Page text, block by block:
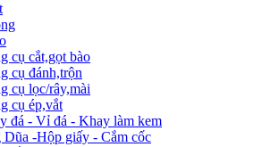
cụ cắt,gọt bào
cụ đánh,trộn
cụ lọc/rây,mài
cụ ép,vắt
đá - Vỉ đá - Khay làm kem
Dũa -Hộp giấy - Cắm cốc